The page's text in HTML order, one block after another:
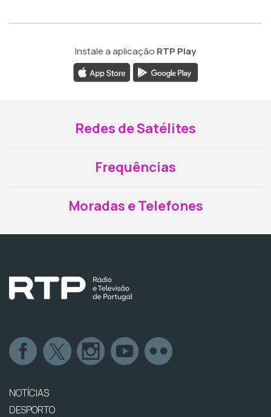
Instale a aplicação RTP Play
Redes de Satélites
Frequências
Moradas e Telefones
NOTÍCIAS
DESPORTO